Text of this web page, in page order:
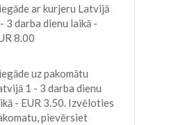
ar kurjeru Latvijā
3 darba dienu laikā -
8.00
uz pakomātu
1 - 3 darba dienu
- EUR 3.50. Izvēloties
pievērsiet